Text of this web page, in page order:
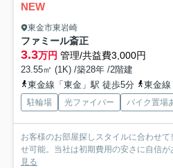
NEW
東金市東岩崎
ファミール斎正
3.3万円 管理/共益費3,000円
23.55㎡ (1K) /築28年 /2階建
東金線「東金」駅 徒歩5分
東金線
駐輪場 光ファイバー バイク置場
お客様のお部屋探しスタイルに合わせ
せ可能。当社は初期費用の安さに自信
見る